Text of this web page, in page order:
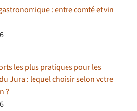
: entre comté et vin
les plus pratiques pour les
Jura : lequel choisir selon votre
?